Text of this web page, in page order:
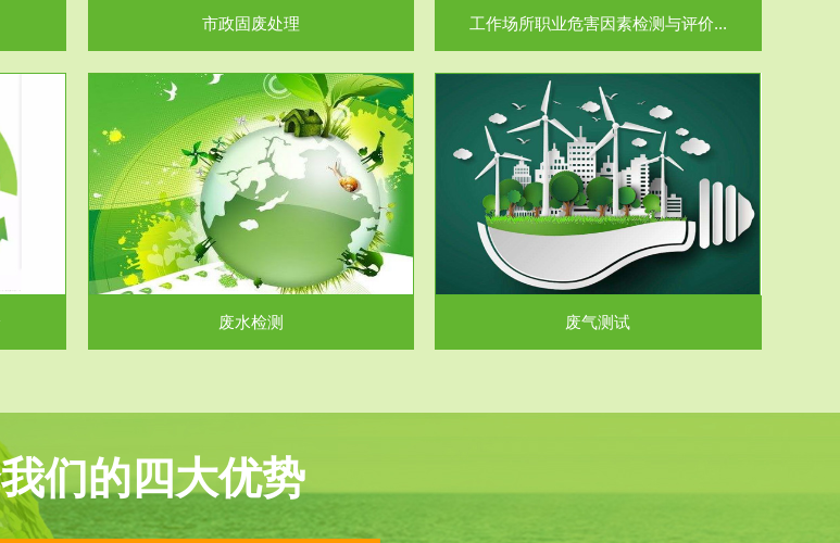
市政固废处理 工作场所职业危害因素检测与评价...
产工艺过程
废水检测
服务范围
废气测试
检测范围工业废气检测包括有机废气和无机废
气。有机废气主要包括...
废气测试
们的四大优势